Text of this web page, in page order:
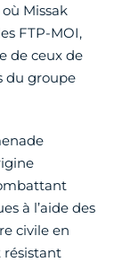
Missak
FTP-MOI,
de ceux de
du groupe
à l’aide des
civile en
résistant